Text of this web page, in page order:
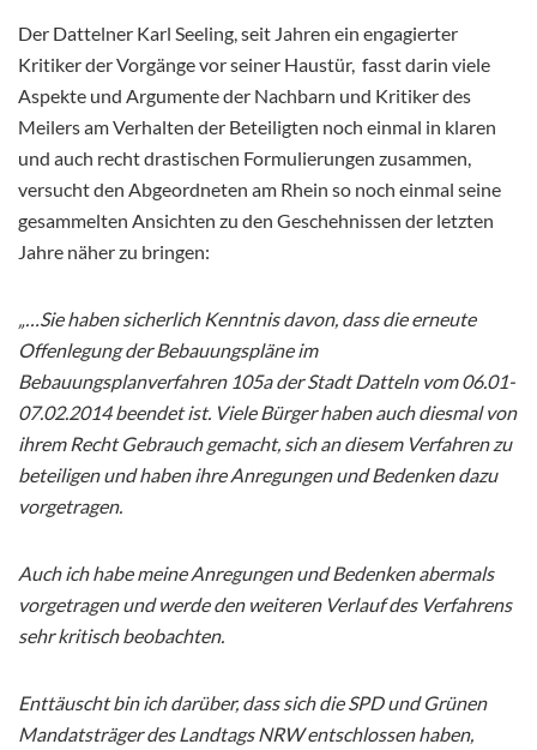
Der Dattelner Karl Seeling, seit Jahren ein engagierter
Kritiker der Vorgänge vor seiner Haustür, fasst darin viele
Aspekte und Argumente der Nachbarn und Kritiker des
Meilers am Verhalten der Beteiligten noch einmal in klaren
und auch recht drastischen Formulierungen zusammen,
versucht den Abgeordneten am Rhein so noch einmal seine
gesammelten Ansichten zu den Geschehnissen der letzten
Jahre näher zu bringen:
„…Sie haben sicherlich Kenntnis davon, dass die erneute
Offenlegung der Bebauungspläne im
Bebauungsplanverfahren 105a der Stadt Datteln vom 06.01-
07.02.2014 beendet ist. Viele Bürger haben auch diesmal von
ihrem Recht Gebrauch gemacht, sich an diesem Verfahren zu
beteiligen und haben ihre Anregungen und Bedenken dazu
vorgetragen.
Auch ich habe meine Anregungen und Bedenken abermals
vorgetragen und werde den weiteren Verlauf des Verfahrens
sehr kritisch beobachten.
Enttäuscht bin ich darüber, dass sich die SPD und Grünen
Mandatsträger des Landtags NRW entschlossen haben,